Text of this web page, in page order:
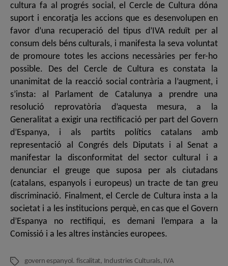
cultura fa al progrés social, el Cercle de Cultura dóna
suport i encoratja les accions que es desenvolupen en
favor d’una recuperació del tipus d’IVA reduït per al
consum dels béns culturals, i manifesta la seva voluntat
de promoure totes les accions necessàries per fer-ho
possible. Des del Cercle de Cultura es constata la
unanimitat de la reacció social contrària a l’augment, i
s’insta: al Parlament de Catalunya a prendre una
resolució reprovatòria d’aquesta mesura, a la
Generalitat a exigir una rectificació per part del Govern
d’Espanya, i als partits polítics catalans amb
representació al Congrés dels Diputats i al Senat a
manifestar la disconformitat del sector cultural i a
denunciar el greuge que suposa per als ciutadans
(catalans, espanyols i europeus) un tracte de tan greu
discriminació. Finalment, el Cercle de Cultura insta a la
societat i a les institucions perquè, en cas que el Govern
d’Espanya no rectifiqui, es demani l’empara a la
Comissió i a les altres instàncies europees.
Etiquetesgovern espanyol. fiscalitat, Industries Culturals, IVA